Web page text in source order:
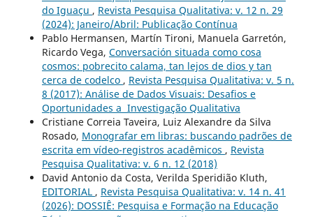
do Iguaçu , Revista Pesquisa Qualitativa: v. 12 n. 29
(2024): Janeiro/Abril: Publicação Contínua
Pablo Hermansen, Martín Tironi, Manuela Garretón,
Ricardo Vega, Conversación situada como cosa
cosmos: pobrecito calama, tan lejos de dios y tan
cerca de codelco , Revista Pesquisa Qualitativa: v. 5 n.
8 (2017): Análise de Dados Visuais: Desafios e
Oportunidades a Investigação Qualitativa
Cristiane Correia Taveira, Luiz Alexandre da Silva
Rosado, Monografar em libras: buscando padrões de
escrita em vídeo-registros acadêmicos , Revista
Pesquisa Qualitativa: v. 6 n. 12 (2018)
David Antonio da Costa, Verilda Speridião Kluth,
EDITORIAL , Revista Pesquisa Qualitativa: v. 14 n. 41
(2026): DOSSIÊ: Pesquisa e Formação na Educação